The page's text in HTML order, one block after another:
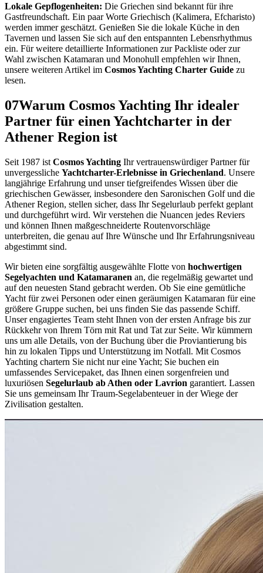
Lokale Gepflogenheiten: Die Griechen sind bekannt für ihre
Gastfreundschaft. Ein paar Worte Griechisch (Kalimera, Efcharisto)
werden immer geschätzt. Genießen Sie die lokale Küche in den
Tavernen und lassen Sie sich auf den entspannten Lebensrhythmus
ein. Für weitere detaillierte Informationen zur Packliste oder zur
Wahl zwischen Katamaran und Monohull empfehlen wir Ihnen,
unsere weiteren Artikel im Cosmos Yachting Charter Guide zu
lesen.
07Warum Cosmos Yachting Ihr idealer
Partner für einen Yachtcharter in der
Athener Region ist
Seit 1987 ist Cosmos Yachting Ihr vertrauenswürdiger Partner für
unvergessliche Yachtcharter-Erlebnisse in Griechenland. Unsere
langjährige Erfahrung und unser tiefgreifendes Wissen über die
griechischen Gewässer, insbesondere den Saronischen Golf und die
Athener Region, stellen sicher, dass Ihr Segelurlaub perfekt geplant
und durchgeführt wird. Wir verstehen die Nuancen jedes Reviers
und können Ihnen maßgeschneiderte Routenvorschläge
unterbreiten, die genau auf Ihre Wünsche und Ihr Erfahrungsniveau
abgestimmt sind.
Wir bieten eine sorgfältig ausgewählte Flotte von hochwertigen
Segelyachten und Katamaranen an, die regelmäßig gewartet und
auf den neuesten Stand gebracht werden. Ob Sie eine gemütliche
Yacht für zwei Personen oder einen geräumigen Katamaran für eine
größere Gruppe suchen, bei uns finden Sie das passende Schiff.
Unser engagiertes Team steht Ihnen von der ersten Anfrage bis zur
Rückkehr von Ihrem Törn mit Rat und Tat zur Seite. Wir kümmern
uns um alle Details, von der Buchung über die Proviantierung bis
hin zu lokalen Tipps und Unterstützung im Notfall. Mit Cosmos
Yachting chartern Sie nicht nur eine Yacht; Sie buchen ein
umfassendes Servicepaket, das Ihnen einen sorgenfreien und
luxuriösen Segelurlaub ab Athen oder Lavrion garantiert. Lassen
Sie uns gemeinsam Ihr Traum-Segelabenteuer in der Wiege der
Zivilisation gestalten.